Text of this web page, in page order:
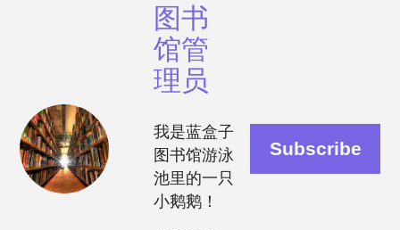
图书
馆管
理员
我是蓝盒子
图书馆游泳
池里的一只
小鹅鹅！